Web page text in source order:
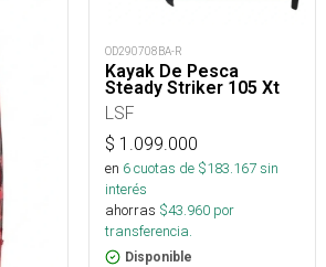
OD290708BA-R
Kayak De Pesca
Steady Striker 105 Xt
LSF
$ 1.099.000
en 6cuotas de $183.167sin
interés
ahorras $43.960 por
transferencia.
Disponible